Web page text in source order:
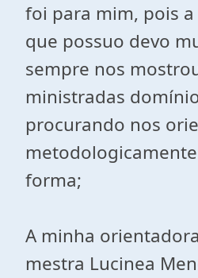
foi para mim, pois
que possuo devo
sempre nos
ministradas
procurando nos
forma;
A minha
mestra Lucinea